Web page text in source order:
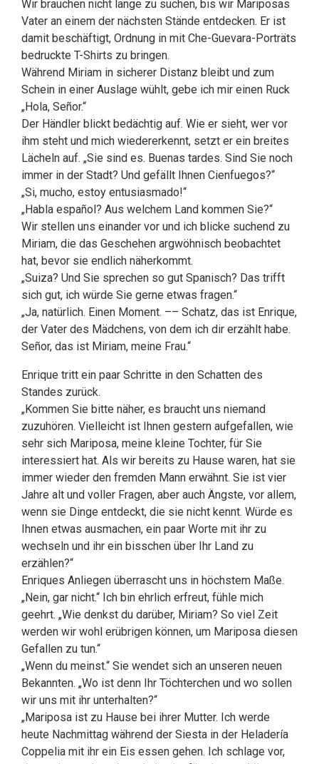
Wir brauchen nicht lange zu suchen, bis wir Mariposas
Vater an einem der nächsten Stände entdecken. Er ist
damit beschäftigt, Ordnung in mit Che-Guevara-Porträts
bedruckte T-Shirts zu bringen.
Während Miriam in sicherer Distanz bleibt und zum
Schein in einer Auslage wühlt, gebe ich mir einen Ruck
„Hola, Señor.“
Der Händler blickt bedächtig auf. Wie er sieht, wer vor
ihm steht und mich wiedererkennt, setzt er ein breites
Lächeln auf. „Sie sind es. Buenas tardes. Sind Sie noch
immer in der Stadt? Und gefällt Ihnen Cienfuegos?“
„Si, mucho, estoy entusiasmado!“
„Habla español? Aus welchem Land kommen Sie?“
Wir stellen uns einander vor und ich blicke suchend zu
Miriam, die das Geschehen argwöhnisch beobachtet
hat, bevor sie endlich näherkommt.
„Suiza? Und Sie sprechen so gut Spanisch? Das trifft
sich gut, ich würde Sie gerne etwas fragen.“
„Ja, natürlich. Einen Moment. –– Schatz, das ist Enrique,
der Vater des Mädchens, von dem ich dir erzählt habe.
Señor, das ist Miriam, meine Frau.“
Enrique tritt ein paar Schritte in den Schatten des
Standes zurück.
„Kommen Sie bitte näher, es braucht uns niemand
zuzuhören. Vielleicht ist Ihnen gestern aufgefallen, wie
sehr sich Mariposa, meine kleine Tochter, für Sie
interessiert hat. Als wir bereits zu Hause waren, hat sie
immer wieder den fremden Mann erwähnt. Sie ist vier
Jahre alt und voller Fragen, aber auch Ängste, vor allem,
wenn sie Dinge entdeckt, die sie nicht kennt. Würde es
Ihnen etwas ausmachen, ein paar Worte mit ihr zu
wechseln und ihr ein bisschen über Ihr Land zu
erzählen?“
Enriques Anliegen überrascht uns in höchstem Maße.
„Nein, gar nicht.“ Ich bin ehrlich erfreut, fühle mich
geehrt. „Wie denkst du darüber, Miriam? So viel Zeit
werden wir wohl erübrigen können, um Mariposa diesen
Gefallen zu tun.“
„Wenn du meinst.“ Sie wendet sich an unseren neuen
Bekannten. „Wo ist denn Ihr Töchterchen und wo sollen
wir uns mit ihr unterhalten?“
„Mariposa ist zu Hause bei ihrer Mutter. Ich werde
heute Nachmittag während der Siesta in der Heladería
Coppelia mit ihr ein Eis essen gehen. Ich schlage vor,